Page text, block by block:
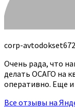
corp-
Очень рада, что
делать ОСАГО на
оперативно. Еще и
Все отзывы на